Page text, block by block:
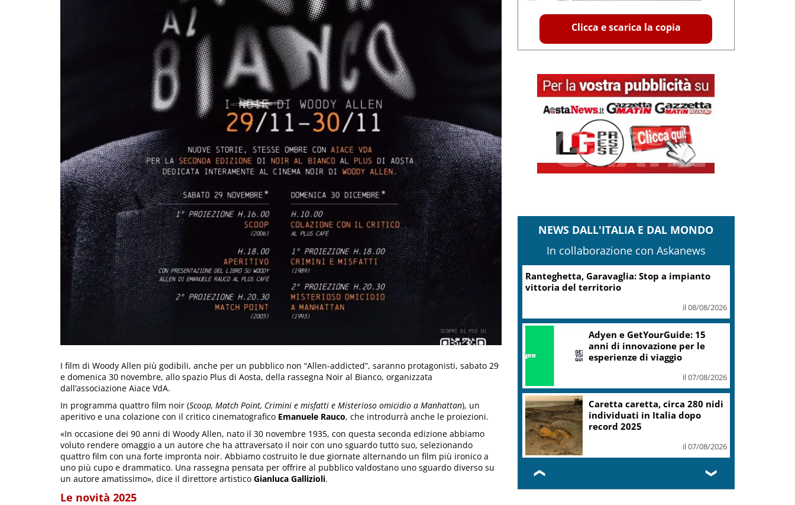
I film di Woody Allen più godibili, anche per un pubblico non “Allen-addicted”, saranno protagonisti, sabato 29
e domenica 30 novembre, allo spazio Plus di Aosta, della rassegna Noir al Bianco, organizzata
dall’associazione Aiace VdA.
In programma quattro film noir (Scoop, Match Point, Crimini e misfatti e Misterioso omicidio a Manhattan), un
aperitivo e una colazione con il critico cinematografico Emanuele Rauco, che introdurrà anche le proiezioni.
«In occasione dei 90 anni di Woody Allen, nato il 30 novembre 1935, con questa seconda edizione abbiamo
voluto rendere omaggio a un autore che ha attraversato il noir con uno sguardo tutto suo, selezionando
quattro film con una forte impronta noir. Abbiamo costruito le due giornate alternando un film più ironico a
uno più cupo e drammatico. Una rassegna pensata per offrire al pubblico valdostano uno sguardo diverso su
un autore amatissimo», dice il direttore artistico Gianluca Gallizioli.
Le novità 2025
Clicca e scarica la copia
NEWS DALL'ITALIA E DAL MONDO
In collaborazione con Askanews
Turismo, Osservatorio
Telepass: +20% di interesse
il 07/08/2026
Mic, Liguria: 5,8 mln da piano Grandi
Progetti Beni Culturali
il 07/08/2026
Mondiali Wakeboard: primo
oro è azzurro, Noa Gualtieri
campione Under 14
il 07/08/2026
❮ ❯